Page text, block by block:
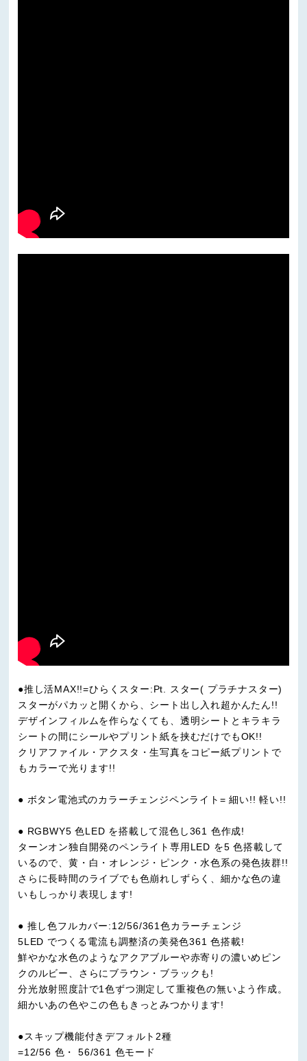
●推し活MAX!!=ひらくスター:Pt. スター( プラチナスター)
スターがパカッと開くから、シート出し入れ超かんたん!!
デザインフィルムを作らなくても、透明シートとキラキラ
シートの間にシールやプリント紙を挟むだけでもOK!!
クリアファイル・アクスタ・生写真をコピー紙プリントで
もカラーで光ります!!
● ボタン電池式のカラーチェンジペンライト= 細い!! 軽い!!
● RGBWY5 色LED を搭載して混色し361 色作成!
ターンオン独自開発のペンライト専用LED を5 色搭載して
いるので、黄・白・オレンジ・ピンク・水色系の発色抜群!!
さらに長時間のライブでも色崩れしずらく、細かな色の違
いもしっかり表現します!
● 推し色フルカバー:12/56/361色カラーチェンジ
5LED でつくる電流も調整済の美発色361 色搭載!
鮮やかな水色のようなアクアブルーや赤寄りの濃いめピン
クのルビー、さらにブラウン・ブラックも!
分光放射照度計で1色ずつ測定して重複色の無いよう作成。
細かいあの色やこの色もきっとみつかります!
●スキップ機能付きデフォルト2種
=12/56 色・ 56/361 色モード